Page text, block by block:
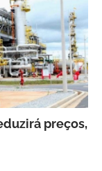
preços,